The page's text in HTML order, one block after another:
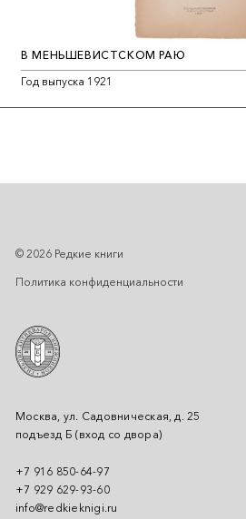
В МЕНЬШЕВИСТСКОМ РАЮ
Год выпуска 1921
Москва, ул. Садовническая, д. 25
подъезд Б (вход со двора)
+7 916 850-64-97
+7 929 629-93-60
info@redkieknigi.ru
© 2026 Редкие книги
Политика конфиденциальности